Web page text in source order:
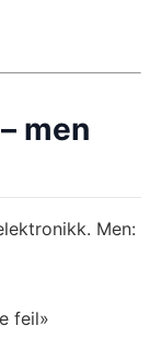
men
Men:
feil»